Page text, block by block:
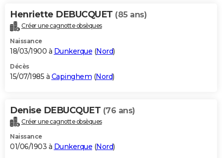
Henriette DEBUCQUET (85 ans)
Créer une cagnotte obsèques
Naissance
18/03/1900 à Dunkerque (Nord)
Décès
15/07/1985 à Capinghem (Nord)
Denise DEBUCQUET (76 ans)
Créer une cagnotte obsèques
Naissance
01/06/1903 à Dunkerque (Nord)